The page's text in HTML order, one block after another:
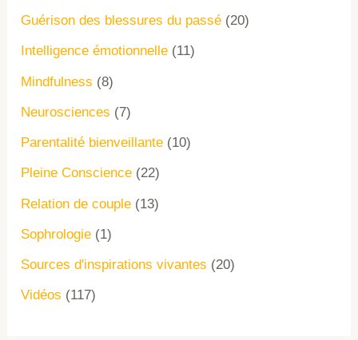
Guérison des blessures du passé (20)
Intelligence émotionnelle (11)
Mindfulness (8)
Neurosciences (7)
Parentalité bienveillante (10)
Pleine Conscience (22)
Relation de couple (13)
Sophrologie (1)
Sources d'inspirations vivantes (20)
Vidéos (117)